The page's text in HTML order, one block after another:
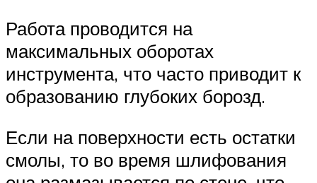
Работа проводится на
максимальных оборотах
инструмента, что часто приводит к
образованию глубоких борозд.
Если на поверхности есть остатки
смолы, то во время шлифования